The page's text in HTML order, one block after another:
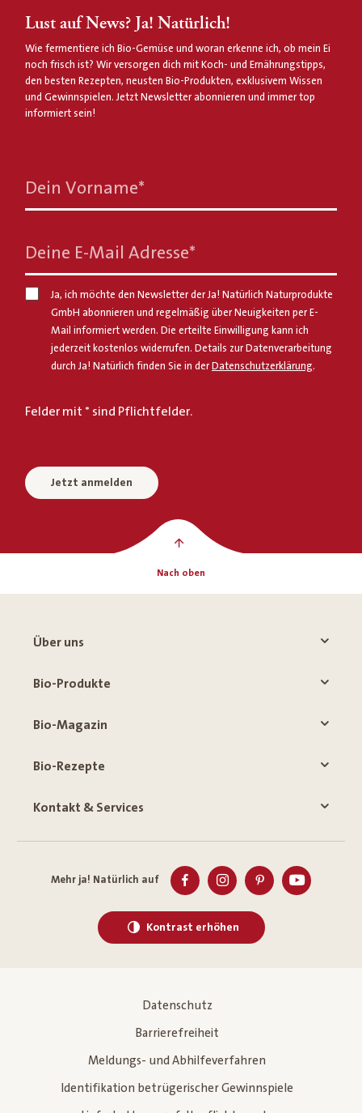
Lust auf News? Ja! Natürlich!
Wie fermentiere ich Bio-Gemüse und woran erkenne ich, ob mein Ei
noch frisch ist? Wir versorgen dich mit Koch- und Ernährungstipps,
den besten Rezepten, neusten Bio-Produkten, exklusivem Wissen
und Gewinnspielen. Jetzt Newsletter abonnieren und immer top
informiert sein!
Dein Vorname*
Deine E-Mail Adresse*
Ja, ich möchte den Newsletter der Ja! Natürlich Naturprodukte
GmbH abonnieren und regelmäßig über Neuigkeiten per E-
Mail informiert werden. Die erteilte Einwilligung kann ich
jederzeit kostenlos widerrufen. Details zur Datenverarbeitung
durch Ja! Natürlich finden Sie in derDatenschutzerklärung.
Felder mit * sind Pflichtfelder.
Jetzt anmelden
Nach oben
Über uns
Bio-Produkte
Bio-Magazin
Bio-Rezepte
Kontakt & Services
Mehr ja! Natürlich auf
Kontrast erhöhen
Datenschutz
Barrierefreiheit
Meldungs- und Abhilfeverfahren
Identifikation betrügerischer Gewinnspiele